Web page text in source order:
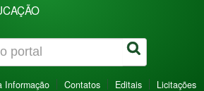
Informação Contatos Editais Licitações